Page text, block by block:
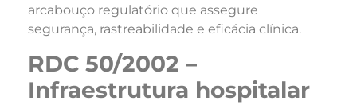
arcabouço regulatório que assegure
segurança, rastreabilidade e eficácia clínica.
RDC 50/2002 –
Infraestrutura hospitalar